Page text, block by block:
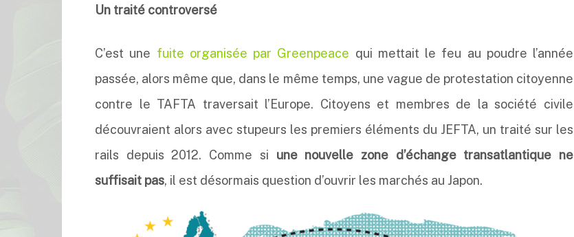
Un traité controversé
C’est une fuite organisée par Greenpeace qui mettait le feu au poudre l’année
passée, alors même que, dans le même temps, une vague de protestation citoyenne
contre le TAFTA traversait l’Europe. Citoyens et membres de la société civile
découvraient alors avec stupeurs les premiers éléments du JEFTA, un traité sur les
rails depuis 2012. Comme si une nouvelle zone d’échange transatlantique ne
suffisait pas, il est désormais question d’ouvrir les marchés au Japon.